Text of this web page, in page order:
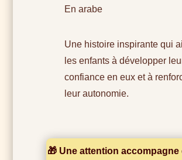
En arabe
Une histoire inspirante qui
les enfants à développer
confiance en eux et à
leur autonomie.
🎁 Une attention accompagne